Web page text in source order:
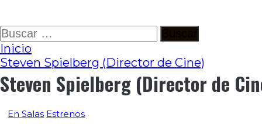
Ir
al
contenido
Buscar:
Inicio
Steven Spielberg (Director de Cine)
Steven Spielberg (Director de
En Salas Estrenos